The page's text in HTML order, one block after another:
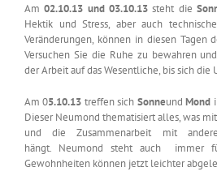
Am02.10.13 und 03.10.13 steht die
Hektik und Stress, aber auch
Veränderungen, können in diesen Tagen
Versuchen Sie die Ruhe zu bewahren
der Arbeit auf das Wesentliche, bis sich die
Am 05.10.13 treffen sich Sonneund Mond
Dieser Neumond thematisiert alles, was
und die Zusammenarbeit mit
hängt. Neumond steht auch immer
Gewohnheiten können jetzt leichter